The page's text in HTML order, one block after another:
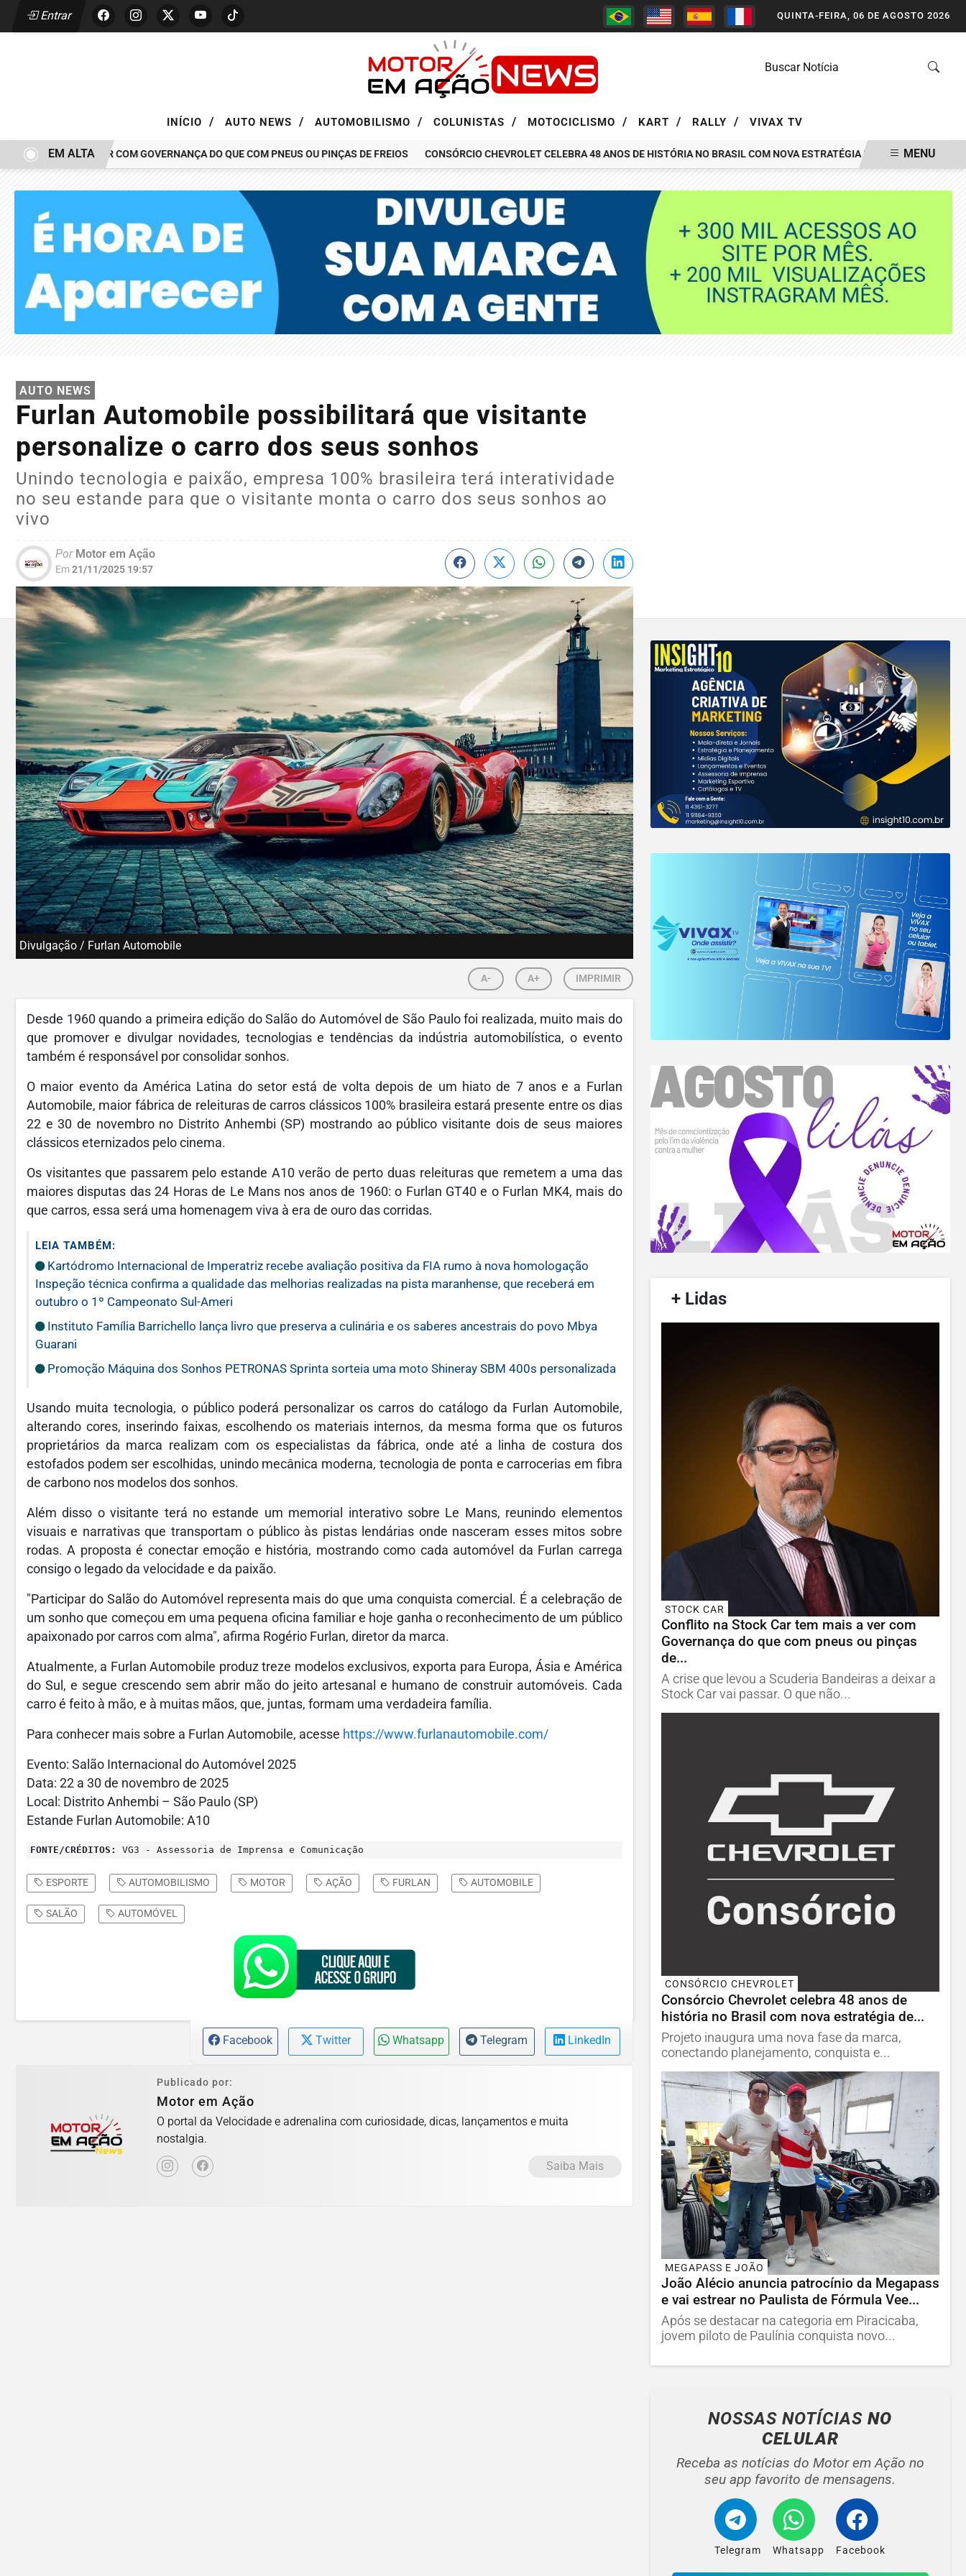
Entrar QUINTA-FEIRA, 06 DE AGOSTO 2026
INÍCIO / AUTO NEWS / AUTOMOBILISMO / COLUNISTAS / MOTOCICLISMO / KART / RALLY / VIVAX TV
TEM MAIS A VER COM GOVERNANÇA DO QUE COM PNEUS OU PINÇAS DE FREIOS CONSÓRCIO CHEVROLET CELEBRA 48 ANOS DE HISTÓRIA NO BRASIL COM NOVA ESTRATÉGIA DE MÍDIA FEITA PELA
EM ALTA MENU
AUTO NEWS
Furlan Automobile possibilitará que visitante
personalize o carro dos seus sonhos
Unindo tecnologia e paixão, empresa 100% brasileira terá interatividade
no seu estande para que o visitante monta o carro dos seus sonhos ao
vivo
PorMotor em Ação
Em21/11/2025 19:57
Divulgação / Furlan Automobile
A- A+ IMPRIMIR
Desde 1960 quando a primeira edição do Salão do Automóvel de São Paulo foi realizada, muito mais do
que promover e divulgar novidades, tecnologias e tendências da indústria automobilística, o evento
também é responsável por consolidar sonhos.
O maior evento da América Latina do setor está de volta depois de um hiato de 7 anos e a Furlan
Automobile, maior fábrica de releituras de carros clássicos 100% brasileira estará presente entre os dias
22 e 30 de novembro no Distrito Anhembi (SP) mostrando ao público visitante dois de seus maiores
clássicos eternizados pelo cinema.
Os visitantes que passarem pelo estande A10 verão de perto duas releituras que remetem a uma das
maiores disputas das 24 Horas de Le Mans nos anos de 1960: o Furlan GT40 e o Furlan MK4, mais do
que carros, essa será uma homenagem viva à era de ouro das corridas.
LEIA TAMBÉM:
Kartódromo Internacional de Imperatriz recebe avaliação positiva da FIA rumo à nova homologação
Inspeção técnica confirma a qualidade das melhorias realizadas na pista maranhense, que receberá em
outubro o 1º Campeonato Sul-Ameri
Instituto Família Barrichello lança livro que preserva a culinária e os saberes ancestrais do povo Mbya
Guarani
Promoção Máquina dos Sonhos PETRONAS Sprinta sorteia uma moto Shineray SBM 400s personalizada
Usando muita tecnologia, o público poderá personalizar os carros do catálogo da Furlan Automobile,
alterando cores, inserindo faixas, escolhendo os materiais internos, da mesma forma que os futuros
proprietários da marca realizam com os especialistas da fábrica, onde até a linha de costura dos
estofados podem ser escolhidas, unindo mecânica moderna, tecnologia de ponta e carrocerias em fibra
de carbono nos modelos dos sonhos.
Além disso o visitante terá no estande um memorial interativo sobre Le Mans, reunindo elementos
visuais e narrativas que transportam o público às pistas lendárias onde nasceram esses mitos sobre
rodas. A proposta é conectar emoção e história, mostrando como cada automóvel da Furlan carrega
consigo o legado da velocidade e da paixão.
"Participar do Salão do Automóvel representa mais do que uma conquista comercial. É a celebração de
um sonho que começou em uma pequena oficina familiar e hoje ganha o reconhecimento de um público
apaixonado por carros com alma", afirma Rogério Furlan, diretor da marca.
Atualmente, a Furlan Automobile produz treze modelos exclusivos, exporta para Europa, Ásia e América
do Sul, e segue crescendo sem abrir mão do jeito artesanal e humano de construir automóveis. Cada
carro é feito à mão, e à muitas mãos, que, juntas, formam uma verdadeira família.
Para conhecer mais sobre a Furlan Automobile, acesse https://www.furlanautomobile.com/
Evento: Salão Internacional do Automóvel 2025
Data: 22 a 30 de novembro de 2025
Local: Distrito Anhembi – São Paulo (SP)
Estande Furlan Automobile: A10
FONTE/CRÉDITOS: VG3 - Assessoria de Imprensa e Comunicação
ESPORTE AUTOMOBILISMO MOTOR AÇÃO FURLAN AUTOMOBILE
SALÃO AUTOMÓVEL
Facebook Twitter Whatsapp Telegram LinkedIn
Publicado por:
Motor em Ação
O portal da Velocidade e adrenalina com curiosidade, dicas, lançamentos e muita
nostalgia.
Saiba Mais
+ Lidas
STOCK CAR
Conflito na Stock Car tem mais a ver com
Governança do que com pneus ou pinças
de...
A crise que levou a Scuderia Bandeiras a deixar a
Stock Car vai passar. O que não...
CONSÓRCIO CHEVROLET
Consórcio Chevrolet celebra 48 anos de
história no Brasil com nova estratégia de...
Projeto inaugura uma nova fase da marca,
conectando planejamento, conquista e...
MEGAPASS E JOÃO
João Alécio anuncia patrocínio da Megapass
e vai estrear no Paulista de Fórmula Vee...
Após se destacar na categoria em Piracicaba,
jovem piloto de Paulínia conquista novo...
NOSSAS NOTÍCIASNO
CELULAR
Receba as notícias do Motor em Ação no
seu app favorito de mensagens.
Telegram Whatsapp Facebook